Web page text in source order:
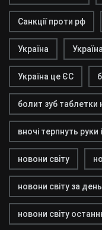
Санкції проти рф
Україна
Україна це ЄС
болит зуб
вночі терпнуть руки
новони світу
новони світу за день
новони світу